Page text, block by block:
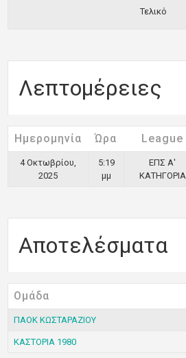
Τελικό
Λεπτομέρειες
Ημερομηνία Ώρα League
4 Οκτωβρίου,
2025
5:19
μμ
ΕΠΣ Α'
ΚΑΤΗΓΟΡΙΑ
Αποτελέσματα
Ομάδα
ΠΑΟΚ ΚΩΣΤΑΡΑΖΙΟΥ
ΚΑΣΤΟΡΙΑ 1980